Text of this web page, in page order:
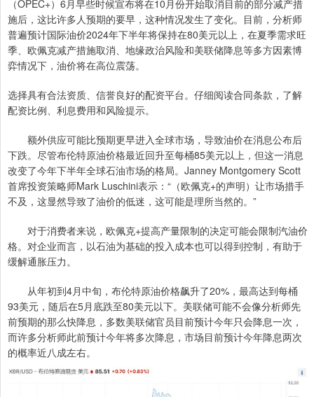
（OPEC+）6月早些时候宣布将在10月份开始取消目前的部分减产措
施后，这比许多人预期的要早，这种情况发生了变化。目前，分析师
普遍预计国际油价2024年下半年将保持在80美元以上，在夏季需求旺
季、欧佩克减产措施取消、地缘政治风险和美联储降息等多方因素博
弈情况下，油价将在高位震荡。
选择具有合法资质、信誉良好的配资平台。仔细阅读合同条款，了解
配资比例、利息费用和风险提示。
额外供应可能比预期更早进入全球市场，导致油价在消息公布后
下跌。尽管布伦特原油价格最近回升至每桶85美元以上，但这一消息
改变了今年下半年全球石油市场的格局。Janney Montgomery Scott
首席投资策略师Mark Luschini表示：“（欧佩克+的声明）让市场措手
不及，这显然导致了油价的低迷，这可能是理所当然的。”
对于消费者来说，欧佩克+提高产量限制的决定可能会限制汽油价
格。对企业而言，以石油为基础的投入成本也可以得到控制，有助于
缓解通胀压力。
从年初到4月中旬，布伦特原油价格飙升了20%，最高达到每桶
93美元，随后在5月底跌至80美元以下。美联储可能不会像分析师先
前预期的那么快降息，多数美联储官员目前预计今年只会降息一次，
而许多分析师此前预计今年将多次降息，市场目前预计今年降息两次
的概率近八成左右。